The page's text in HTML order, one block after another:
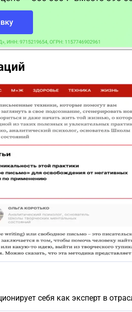
себя как эксперт в